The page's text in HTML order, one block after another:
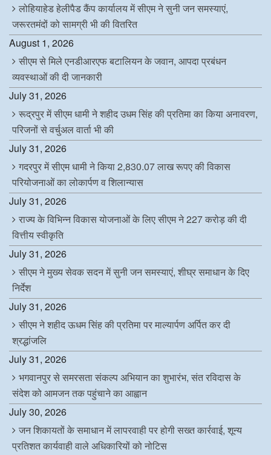
लोहियाहेड हेलीपैड कैंप कार्यालय में सीएम ने सुनी जन समस्याएं,
जरूरतमंदों को सामग्री भी की वितरित
August 1, 2026
सीएम से मिले एनडीआरएफ बटालियन के जवान, आपदा प्रबंधन
व्यवस्थाओं की दी जानकारी
July 31, 2026
रूद्रपुर में सीएम धामी ने शहीद उधम सिंह की प्रतिमा का किया अनावरण,
परिजनों से वर्चुअल वार्ता भी की
July 31, 2026
गदरपुर में सीएम धामी ने किया 2,830.07 लाख रूपए की विकास
परियोजनाओं का लोकार्पण व शिलान्यास
July 31, 2026
राज्य के विभिन्न विकास योजनाओं के लिए सीएम ने 227 करोड़ की दी
वित्तीय स्वीकृति
July 31, 2026
सीएम ने मुख्य सेवक सदन में सुनी जन समस्याएं, शीघ्र समाधान के दिए
निर्देश
July 31, 2026
सीएम ने शहीद ऊधम सिंह की प्रतिमा पर माल्यार्पण अर्पित कर दी
श्रद्धांजलि
July 31, 2026
भगवानपुर से समरसता संकल्प अभियान का शुभारंभ, संत रविदास के
संदेश को आमजन तक पहुंचाने का आह्वान
July 30, 2026
जन शिकायतों के समाधान में लापरवाही पर होगी सख्त कार्रवाई, शून्य
प्रतिशत कार्यवाही वाले अधिकारियों को नोटिस